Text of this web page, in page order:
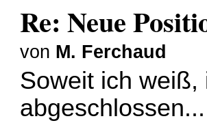
Re: Neue
von M. Ferchaud
Soweit ich weiß,
abgeschlossen...